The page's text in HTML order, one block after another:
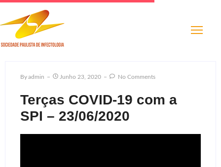
ByAdmin Junho 23, 2020 No Comments
Terças COVID-19 com a
SPI – 23/06/2020